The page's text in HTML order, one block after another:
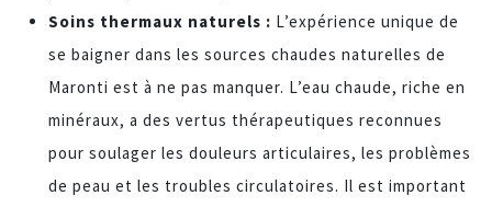
Soins thermaux naturels : L’expérience unique de
se baigner dans les sources chaudes naturelles de
Maronti est à ne pas manquer. L’eau chaude, riche en
minéraux, a des vertus thérapeutiques reconnues
pour soulager les douleurs articulaires, les problèmes
de peau et les troubles circulatoires. Il est important